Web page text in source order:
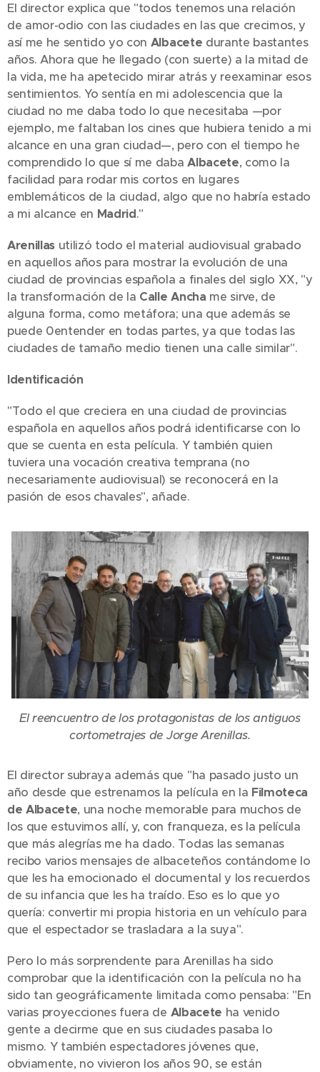
El director explica que "todos tenemos una relación
de amor-odio con las ciudades en las que crecimos, y
así me he sentido yo con Albacete durante bastantes
años. Ahora que he llegado (con suerte) a la mitad de
la vida, me ha apetecido mirar atrás y reexaminar esos
sentimientos. Yo sentía en mi adolescencia que la
ciudad no me daba todo lo que necesitaba —por
ejemplo, me faltaban los cines que hubiera tenido a mi
alcance en una gran ciudad—, pero con el tiempo he
comprendido lo que sí me dabaAlbacete, como la
facilidad para rodar mis cortos en lugares
emblemáticos de la ciudad, algo que no habría estado
a mi alcance en Madrid."
Arenillas utilizó todo el material audiovisual grabado
en aquellos años para mostrar la evolución de una
ciudad de provincias española a finales del siglo XX, "y
la transformación de la Calle Ancha me sirve, de
alguna forma, como metáfora; una que además se
puede 0entender en todas partes, ya que todas las
ciudades de tamaño medio tienen una calle similar".
Identificación
"Todo el que creciera en una ciudad de provincias
española en aquellos años podrá identificarse con lo
que se cuenta en esta película. Y también quien
tuviera una vocación creativa temprana (no
necesariamente audiovisual) se reconocerá en la
pasión de esos chavales", añade.
El reencuentro de los protagonistas de los antiguos
cortometrajes de Jorge Arenillas.
El director subraya además que "ha pasado justo un
año desde que estrenamos la película en la Filmoteca
de Albacete, una noche memorable para muchos de
los que estuvimos allí, y, con franqueza, es la película
que más alegrías me ha dado. Todas las semanas
recibo varios mensajes de albaceteños contándome lo
que les ha emocionado el documental y los recuerdos
de su infancia que les ha traído. Eso es lo que yo
quería: convertir mi propia historia en un vehículo para
que el espectador se trasladara a la suya".
Pero lo más sorprendente para Arenillas ha sido
comprobar que la identificación con la película no ha
sido tan geográficamente limitada como pensaba: "En
varias proyecciones fuera de Albacete ha venido
gente a decirme que en sus ciudades pasaba lo
mismo. Y también espectadores jóvenes que,
obviamente, no vivieron los años 90, se están